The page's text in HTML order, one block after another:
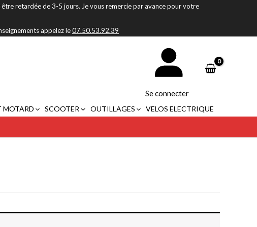
retardée de 3-5 jours. Je vous remercie par avance pour votre
appelez le07.50.53.92.39
Se connecter
MOTARD SCOOTER OUTILLAGES VELOS ELECTRIQUE